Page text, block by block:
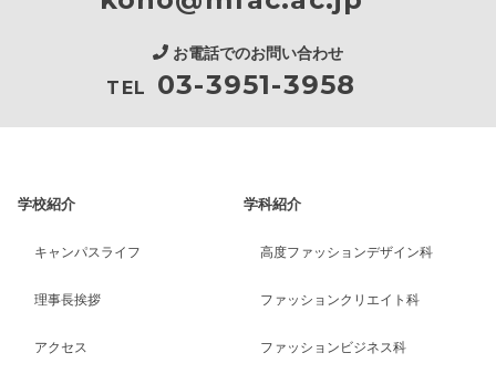
お電話でのお問い合わせ
TEL 03-3951-3958
学校紹介
キャンパスライフ
理事長挨拶
アクセス
学科紹介
高度ファッションデザイン科
ファッションクリエイト科
ファッションビジネス科